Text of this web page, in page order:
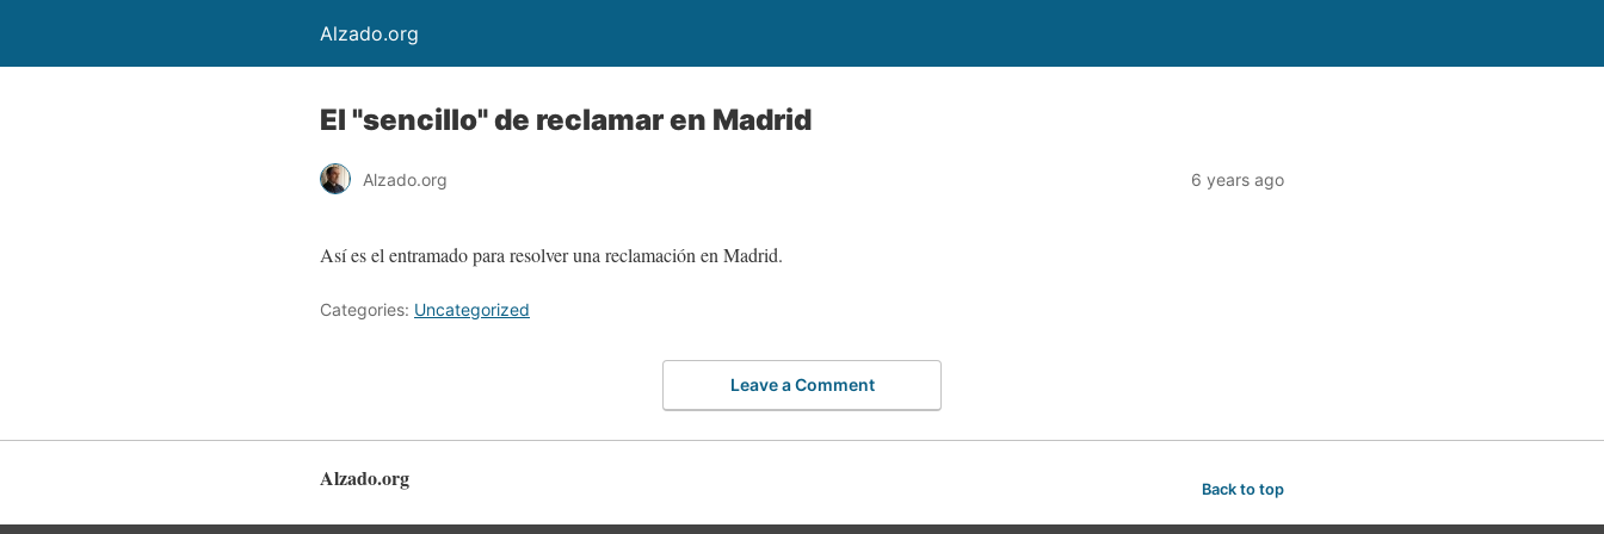
Alzado.org
El "sencillo" de reclamar en Madrid
Alzado.org 6 years ago
Así es el entramado para resolver una reclamación en Madrid.
Categories: Uncategorized
Leave a Comment
Alzado.org Back to top